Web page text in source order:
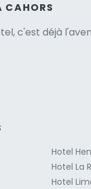
CAHORS
c'est déjà
Hotel
Hotel La
Hotel